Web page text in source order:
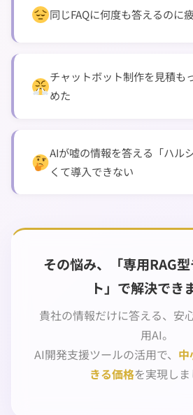
同じFAQに何度も答えるのに
チャットボット制作を見積も
めた
AIが嘘の情報を答える「ハル
くて導入できない
その悩み、「専用RAG
ト」で解決でき
貴社の情報だけに答える、安
用AI。
AI開発支援ツールの活用で、
きる価格を実現しま